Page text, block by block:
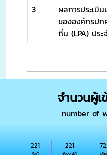
3
ผลการประเมิ
ขององค์กรปก
ถิ่น (LPA) ประ
จำนวนผู้เ
number of
221 221